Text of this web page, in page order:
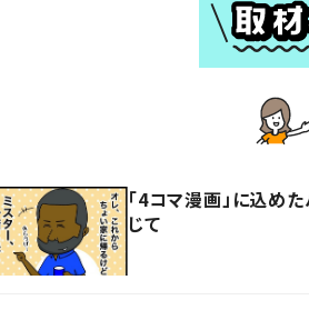
「4コマ漫画」に込
じて